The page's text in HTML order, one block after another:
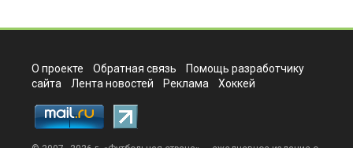
О проекте Обратная связь
Помощь разработчику
сайта
Лента новостей Реклама Хоккей